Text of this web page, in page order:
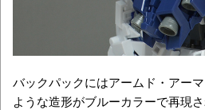
バックパックにはアームド・アー
ような造形がブルーカラーで再現